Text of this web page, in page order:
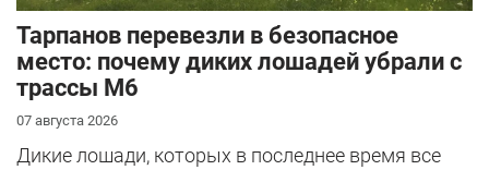
Тарпанов перевезли в безопасное
место: почему диких лошадей убрали с
трассы М6
07 августа 2026
Дикие лошади, которых в последнее время все